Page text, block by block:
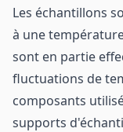
Les échantillons
à une
sont en partie
fluctuations de
composants
supports